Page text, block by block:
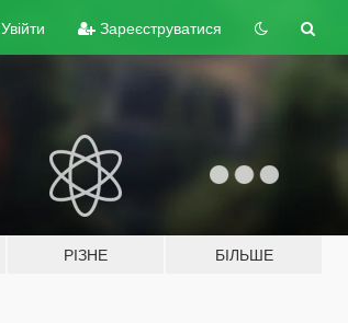
Увійти Зареєструватися
РІЗНЕ БІЛЬШЕ